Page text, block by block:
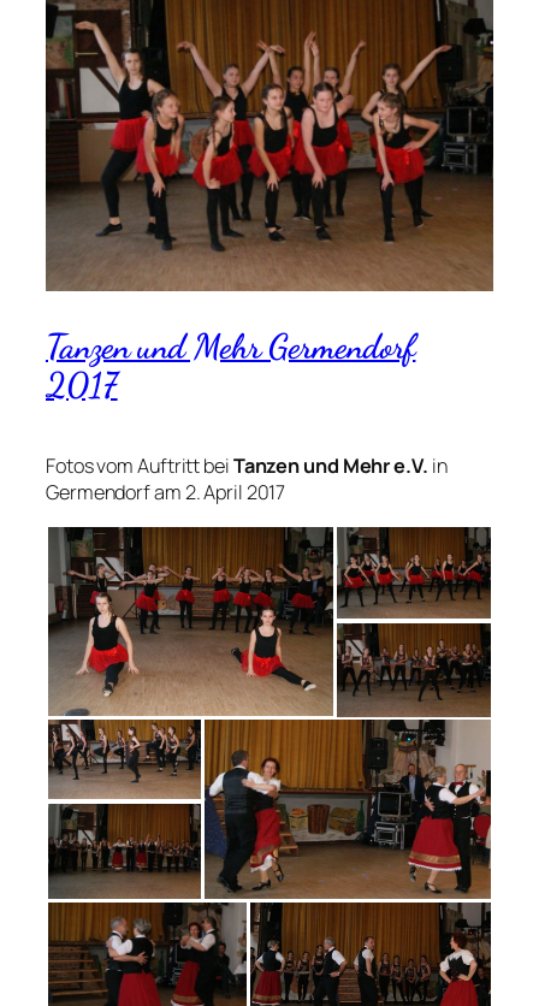
Tanzen und Mehr Germendorf
2017
Fotos vom Auftritt beiTanzen und Mehr e.V. in
Germendorf am 2. April 2017